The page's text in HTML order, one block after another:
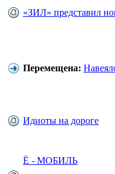
«ЗИЛ» представил
Перемещена:
Идиоты на дороге
Ё - МОБИЛЬ